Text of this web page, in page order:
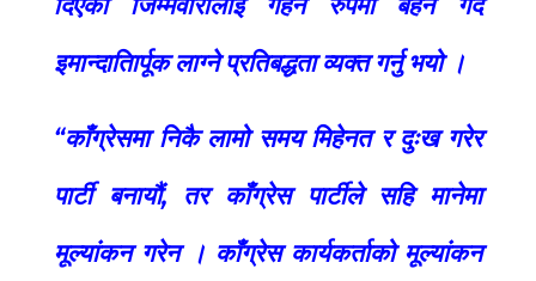
इमान्दातिार्पूक लाग्ने प्रतिबद्धता व्यक्त गर्नु भयो ।
“काँग्रेसमा निकै लामो समय मिहेनत र दुःख गरेर
पार्टी बनायौं, तर काँग्रेस पार्टीले सहि मानेमा
मूल्यांकन गरेन । काँग्रेस कार्यकर्ताको मूल्यांकन